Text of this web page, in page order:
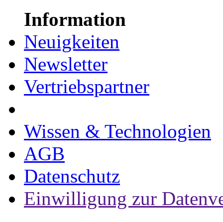
Information
Neuigkeiten
Newsletter
Vertriebspartner
Wissen & Technologien
AGB
Datenschutz
Einwilligung zur